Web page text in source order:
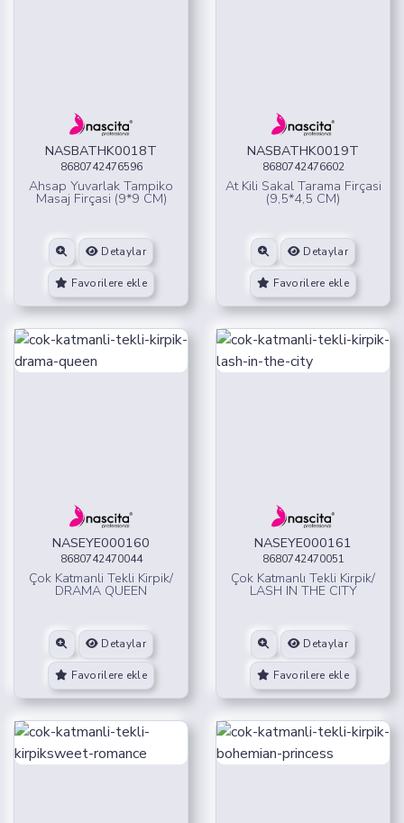
NASBATHK0018T
8680742476596
Ahsap Yuvarlak Tampiko
Masaj Firçasi (9*9 CM)
Detaylar
Favorilere ekle
NASBATHK0019T
8680742476602
At Kili Sakal Tarama Firçasi
(9,5*4,5 CM)
Detaylar
Favorilere ekle
NASEYE000160
8680742470044
Çok Katmanli Tekli Kirpik/
DRAMA QUEEN
Detaylar
Favorilere ekle
NASEYE000161
8680742470051
Çok Katmanlı Tekli Kirpik/
LASH IN THE CITY
Detaylar
Favorilere ekle